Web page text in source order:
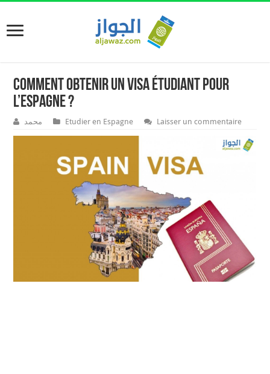
Comment obtenir un visa étudiant pour
l’Espagne ?
محمد Etudier en Espagne Laisser un commentaire